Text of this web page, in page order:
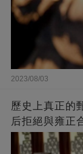
2023/08/03
歷史上真正的
后拒絕與雍正